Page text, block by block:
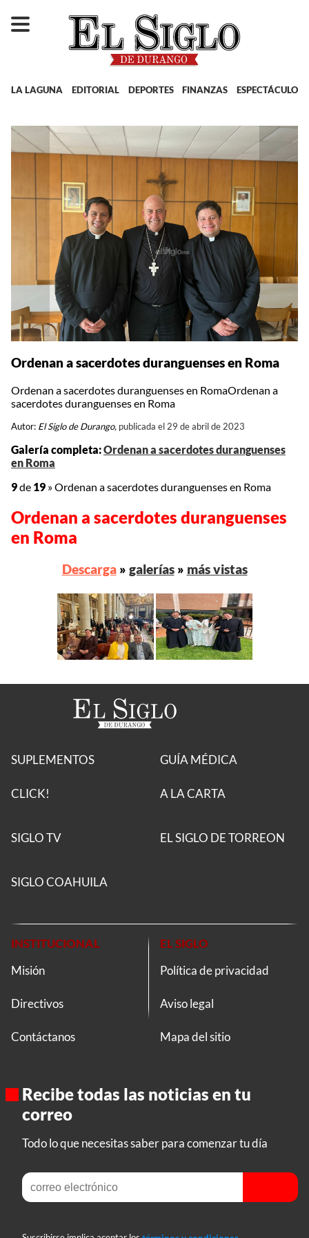
LA LAGUNA EDITORIAL DEPORTES FINANZAS ESPECTÁCULOS
Ordenan a sacerdotes duranguenses en Roma
Ordenan a sacerdotes duranguenses en RomaOrdenan a
sacerdotes duranguenses en Roma
Autor: El Siglo de Durango, publicada el 29 de abril de 2023
Galería completa:Ordenan a sacerdotes duranguenses
en Roma
9de 19 »Ordenan a sacerdotes duranguenses en Roma
Ordenan a sacerdotes duranguenses
en Roma
Descarga» galerías» más vistas
SUPLEMENTOS
CLICK!
GUÍA MÉDICA
A LA CARTA
SIGLO TV EL SIGLO DE TORREON
SIGLO COAHUILA
INSTITUCIONAL
Misión
Directivos
Contáctanos
EL SIGLO
Política de privacidad
Aviso legal
Mapa del sitio
Recibe todas las noticias en tu
correo
Todo lo que necesitas saber para comenzar tu día